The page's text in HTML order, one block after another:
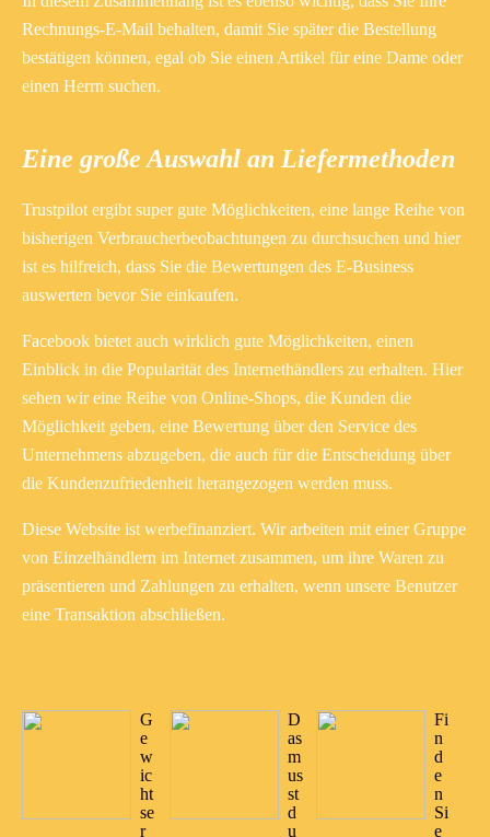
Rechnungs-E-Mail behalten, damit Sie später die Bestellung
bestätigen können, egal ob Sie einen Artikel für eine Dame oder
einen Herrn suchen.
Eine große Auswahl an Liefermethoden
Trustpilot ergibt super gute Möglichkeiten, eine lange Reihe von
bisherigen Verbraucherbeobachtungen zu durchsuchen und hier
ist es hilfreich, dass Sie die Bewertungen des E-Business
auswerten bevor Sie einkaufen.
Facebook bietet auch wirklich gute Möglichkeiten, einen
Einblick in die Popularität des Internethändlers zu erhalten. Hier
sehen wir eine Reihe von Online-Shops, die Kunden die
Möglichkeit geben, eine Bewertung über den Service des
Unternehmens abzugeben, die auch für die Entscheidung über
die Kundenzufriedenheit herangezogen werden muss.
Diese Website ist werbefinanziert. Wir arbeiten mit einer Gruppe
von Einzelhändlern im Internet zusammen, um ihre Waren zu
präsentieren und Zahlungen zu erhalten, wenn unsere Benutzer
eine Transaktion abschließen.
G
e
w
ic
ht
se
r
D
as
m
us
st
d
u
Fi
n
d
e
n
Si
e